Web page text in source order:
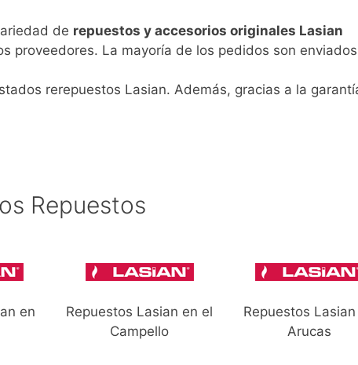
de repuestos y accesorios originales Lasian
proveedores. La mayoría de los pedidos son
rerepuestos Lasian. Además, gracias a la
Repuestos
en
Repuestos Lasian en el
Campello
Repuestos
Arucas